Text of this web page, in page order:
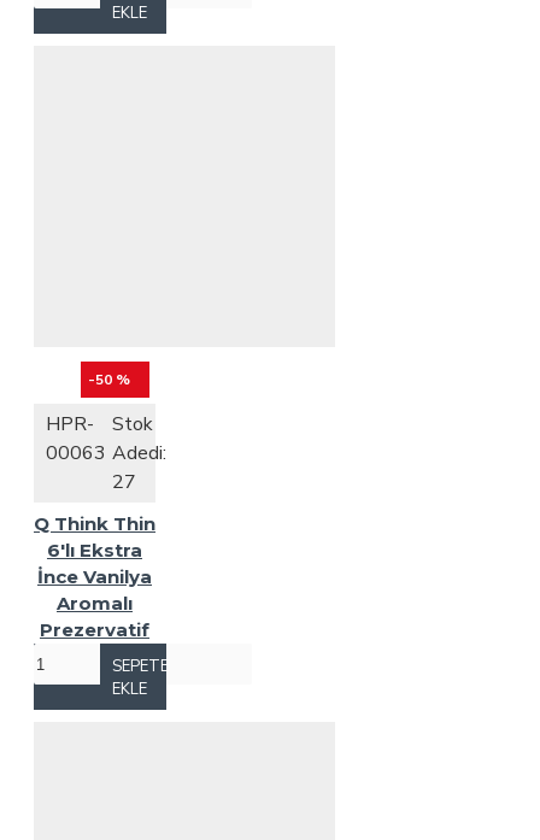
EKLE
-50 %
HPR-
00063
Stok
Adedi:
27
Q Think Thin
6'lı Ekstra
İnce Vanilya
Aromalı
Prezervatif
SEPETE
EKLE